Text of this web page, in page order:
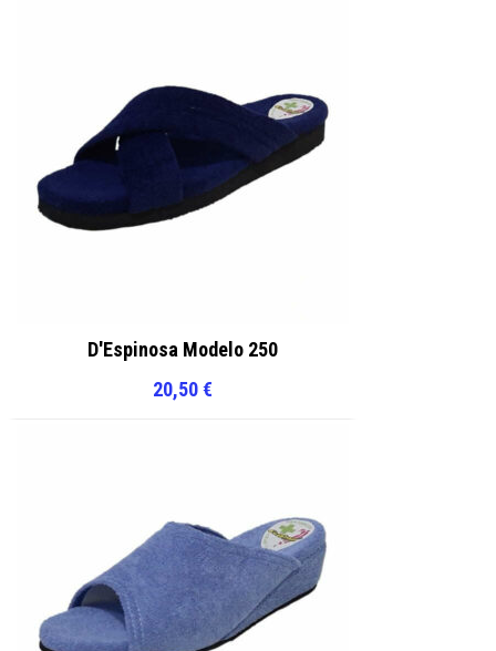
D'Espinosa Modelo 250
20,50€